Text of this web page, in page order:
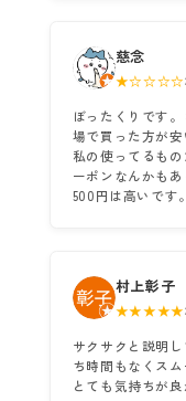
慈念
★☆☆☆☆
ぼったくりです
場で買った方が安
私の使ってるも
ーポンなんかも
500円は高いです。
村上彰子
★★★★★
サクサクと説明
ち時間もなくス
とても気持ちが良